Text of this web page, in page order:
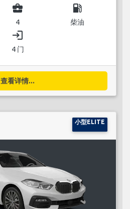
business_center
4
local_gas_station
柴油
login
4 门
查看详情...
小型ELITE